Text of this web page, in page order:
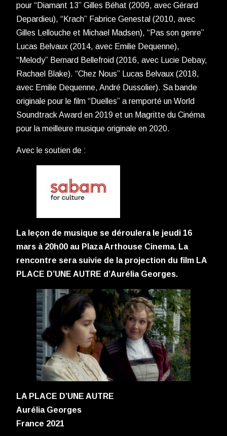
pour “Diamant 13” Gilles Béhat (2009, avec Gérard
Depardieu), “Krach” Fabrice Genestal (2010, avec
Gilles Lellouche et Michael Madsen), “Pas son genre”
Lucas Belvaux (2014, avec Emilie Dequenne),
“Melody” Bernard Bellefroid (2016, avec Lucie Debay,
Rachael Blake). “Chez Nous” Lucas Belvaux (2018,
avec Emilie Dequenne, André Dussolier). Sa bande
originale pour le film “Duelles” a remporté un World
Soundtrack Award en 2019 et un Magritte du Cinéma
pour la meilleure musique originale en 2020.
Avec le soutien de :
La leçon de musique se déroulera le jeudi 16
mars à 20h00 au Plaza Arthouse Cinema. La
rencontre sera suivie de la projection du film LA
PLACE D’UNE AUTRE d’Aurélia Georges.
LA PLACE D’UNE AUTRE
Aurélia Georges
France 2021